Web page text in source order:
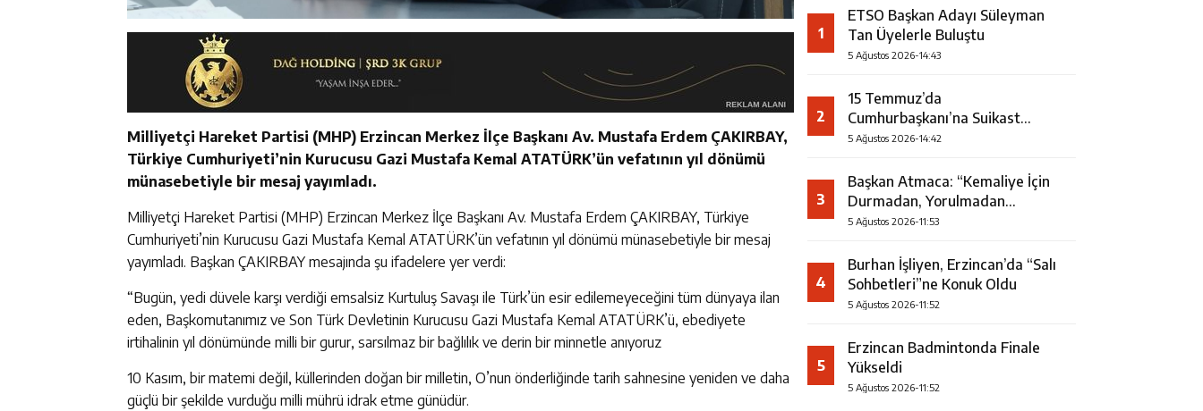
Milliyetçi Hareket Partisi (MHP) Erzincan Merkez İlçe Başkanı Av. Mustafa Erdem ÇAKIRBAY,
Türkiye Cumhuriyeti’nin Kurucusu Gazi Mustafa Kemal ATATÜRK’ün vefatının yıl dönümü
münasebetiyle bir mesaj yayımladı.
Milliyetçi Hareket Partisi (MHP) Erzincan Merkez İlçe Başkanı Av. Mustafa Erdem ÇAKIRBAY, Türkiye
Cumhuriyeti’nin Kurucusu Gazi Mustafa Kemal ATATÜRK’ün vefatının yıl dönümü münasebetiyle bir mesaj
yayımladı. Başkan ÇAKIRBAY mesajında şu ifadelere yer verdi:
“Bugün, yedi düvele karşı verdiği emsalsiz Kurtuluş Savaşı ile Türk’ün esir edilemeyeceğini tüm dünyaya ilan
eden, Başkomutanımız ve Son Türk Devletinin Kurucusu Gazi Mustafa Kemal ATATÜRK’ü, ebediyete
irtihalinin yıl dönümünde milli bir gurur, sarsılmaz bir bağlılık ve derin bir minnetle anıyoruz
10 Kasım, bir matemi değil, küllerinden doğan bir milletin, O’nun önderliğinde tarih sahnesine yeniden ve daha
güçlü bir şekilde vurduğu milli mührü idrak etme günüdür.
1
ETSO Başkan Adayı Süleyman
Tan Üyelerle Buluştu
5 Ağustos 2026-14:43
2
15 Temmuz’da
Cumhurbaşkanı’na Suikast
Girişiminde Yer Alan Firari FETÖ
5 Ağustos 2026-14:42
3
Başkan Atmaca: “Kemaliye İçin
Durmadan, Yorulmadan
Çalışıyoruz”
5 Ağustos 2026-11:53
4
Burhan İşliyen, Erzincan’da “Salı
Sohbetleri”ne Konuk Oldu
5 Ağustos 2026-11:52
5
Erzincan Badmintonda Finale
Yükseldi
5 Ağustos 2026-11:52